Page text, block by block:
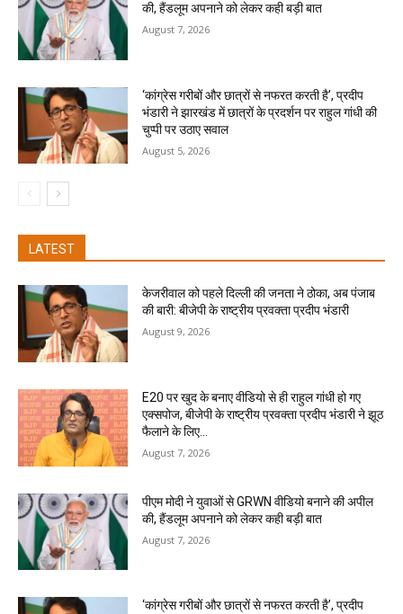
की, हैंडलूम अपनाने को लेकर कही बड़ी बात
August 7, 2026
‘कांग्रेस गरीबों और छात्रों से नफरत करती है’, प्रदीप
भंडारी ने झारखंड में छात्रों के प्रदर्शन पर राहुल गांधी की
चुप्पी पर उठाए सवाल
August 5, 2026
LATEST
केजरीवाल को पहले दिल्ली की जनता ने ठोका, अब पंजाब
की बारी: बीजेपी के राष्ट्रीय प्रवक्ता प्रदीप भंडारी
August 9, 2026
E20 पर खुद के बनाए वीडियो से ही राहुल गांधी हो गए
एक्सपोज, बीजेपी के राष्ट्रीय प्रवक्ता प्रदीप भंडारी ने झूठ
फैलाने के लिए...
August 7, 2026
पीएम मोदी ने युवाओं से GRWN वीडियो बनाने की अपील
की, हैंडलूम अपनाने को लेकर कही बड़ी बात
August 7, 2026
‘कांग्रेस गरीबों और छात्रों से नफरत करती है’, प्रदीप